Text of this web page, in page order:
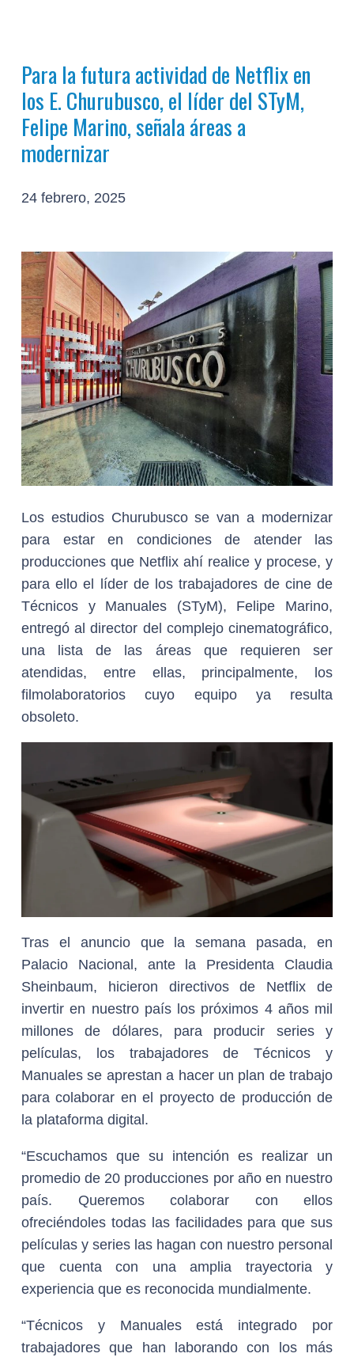
Para la futura actividad de Netflix en
los E. Churubusco, el líder del STyM,
Felipe Marino, señala áreas a
modernizar
24 febrero, 2025
Los estudios Churubusco se van a modernizar
para estar en condiciones de atender las
producciones que Netflix ahí realice y procese, y
para ello el líder de los trabajadores de cine de
Técnicos y Manuales (STyM), Felipe Marino,
entregó al director del complejo cinematográfico,
una lista de las áreas que requieren ser
atendidas, entre ellas, principalmente, los
filmolaboratorios cuyo equipo ya resulta
obsoleto.
Tras el anuncio que la semana pasada, en
Palacio Nacional, ante la Presidenta Claudia
Sheinbaum, hicieron directivos de Netflix de
invertir en nuestro país los próximos 4 años mil
millones de dólares, para producir series y
películas, los trabajadores de Técnicos y
Manuales se aprestan a hacer un plan de trabajo
para colaborar en el proyecto de producción de
la plataforma digital.
“Escuchamos que su intención es realizar un
promedio de 20 producciones por año en nuestro
país. Queremos colaborar con ellos
ofreciéndoles todas las facilidades para que sus
películas y series las hagan con nuestro personal
que cuenta con una amplia trayectoria y
experiencia que es reconocida mundialmente.
“Técnicos y Manuales está integrado por
trabajadores que han laborando con los más